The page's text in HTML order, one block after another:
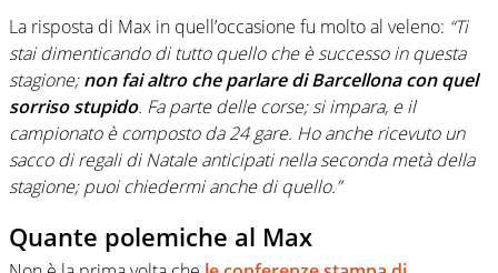
La risposta di Max in quell’occasione fu molto al veleno: “Ti
stai dimenticando di tutto quello che è successo in questa
stagione;non fai altro che parlare di Barcellona con quel
sorriso stupido. Fa parte delle corse; si impara, e il
campionato è composto da 24 gare. Ho anche ricevuto un
sacco di regali di Natale anticipati nella seconda metà della
stagione; puoi chiedermi anche di quello.”
Quante polemiche al Max